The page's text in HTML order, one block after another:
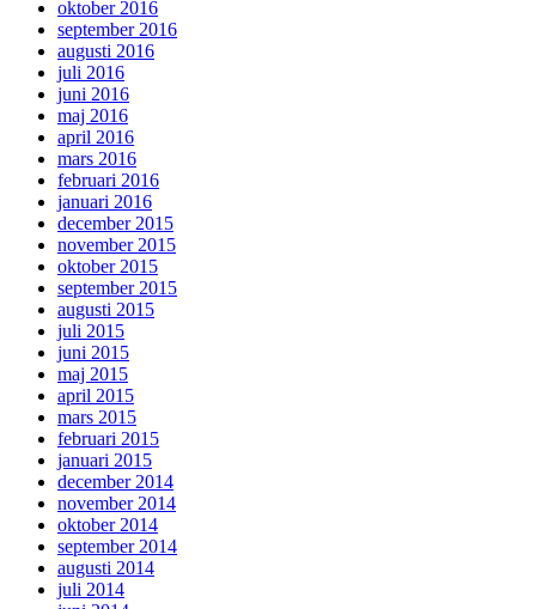
oktober 2016
september 2016
augusti 2016
juli 2016
juni 2016
maj 2016
april 2016
mars 2016
februari 2016
januari 2016
december 2015
november 2015
oktober 2015
september 2015
augusti 2015
juli 2015
juni 2015
maj 2015
april 2015
mars 2015
februari 2015
januari 2015
december 2014
november 2014
oktober 2014
september 2014
augusti 2014
juli 2014